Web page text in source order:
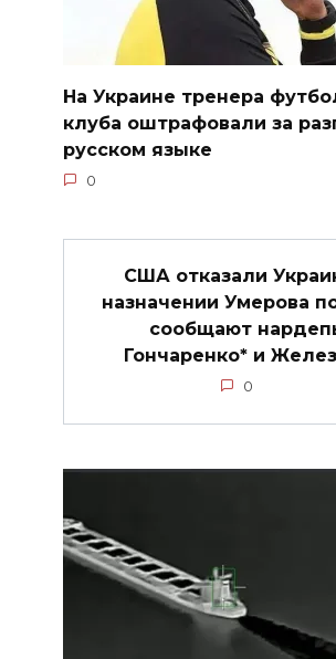
На Украине тренера
клуба оштрафовали за
русском языке
0
США отказали
назначении Умерова
сообщают
Гончаренко* и
0